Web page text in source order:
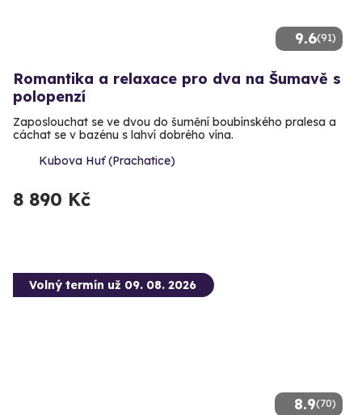
9.6(91)
Romantika a relaxace pro dva na Šumavě s
polopenzí
Zaposlouchat se ve dvou do šumění boubínského pralesa a
cáchat se v bazénu s lahví dobrého vína.
Kubova Huť (Prachatice)
8 890 Kč
8.9(70)
Volný termín už 09. 08. 2026